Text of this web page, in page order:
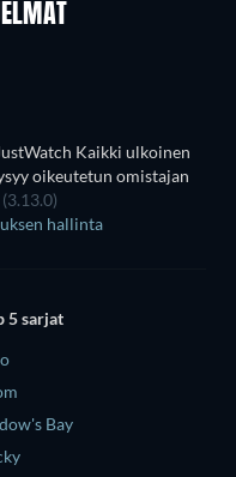
Kausi 2
Kaikki ulkoinen
oikeutetun omistajan
(3.13.0)
hallinta
5 sarjat
Bay